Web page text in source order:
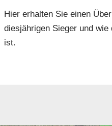
Hier erhalten Sie einen
diesjährigen Sieger und wie
ist.